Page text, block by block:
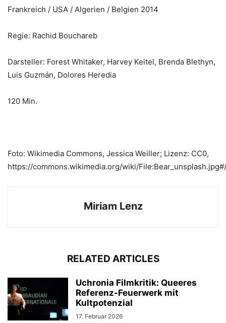
Frankreich / USA / Algerien / Belgien 2014
Regie: Rachid Bouchareb
Darsteller: Forest Whitaker, Harvey Keitel, Brenda Blethyn,
Luis Guzmán, Dolores Heredia
120 Min.
Foto: Wikimedia Commons, Jessica Weiller; Lizenz: CC0,
https://commons.wikimedia.org/wiki/
Miriam Lenz
RELATED ARTICLES
Uchronia Filmkritik: Queeres
Referenz-Feuerwerk mit
Kultpotenzial
17. Februar 2026